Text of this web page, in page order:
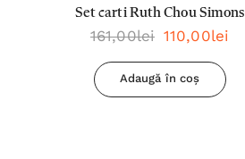
Set carti Ruth Chou Simons
161,00lei 110,00lei
Adaugă în coș